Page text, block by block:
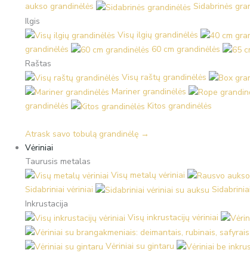
aukso grandinėlės
Sidabrinės
Ilgis
Visų ilgių grandinėlės
grandinėlės
60 cm grandinėlės
Raštas
Visų raštų grandinėlės
Mariner grandinėlės
grandinėlės
Kitos grandinėlės
Atrask savo tobulą grandinėlę →
Vėriniai
Taurusis metalas
Visų metalų vėriniai
Sidabriniai vėriniai
Inkrustacija
Visų inkrustacijų vėriniai
Vėriniai su gintaru